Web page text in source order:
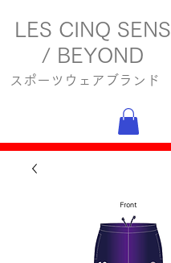
LES CINQ SENS
/ BEYOND
スポーツウェアブランド